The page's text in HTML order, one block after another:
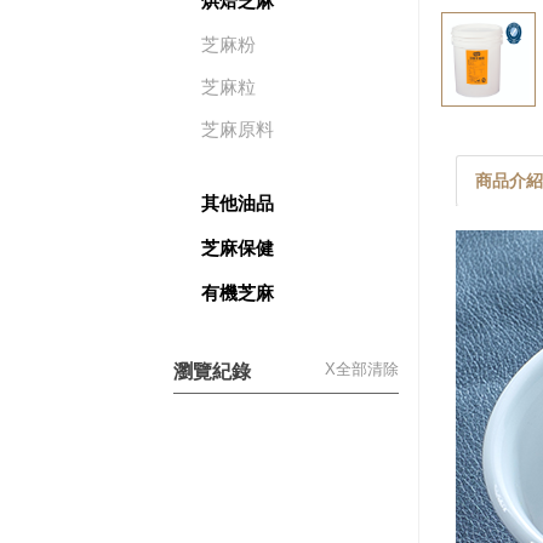
商品介紹
芝麻粉
芝麻粒
芝麻原料
其他油品
芝麻保健
有機芝麻
瀏覽紀錄 X全部清除